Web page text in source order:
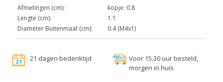
Afmetingen (cm):
kopje: 0.8
Lengte (cm):
1.1
Diameter Buitenmaat (cm):
0.4 (M4x1)
21 dagen bedenktijd
Voor 15.30 uur besteld,
morgen in huis